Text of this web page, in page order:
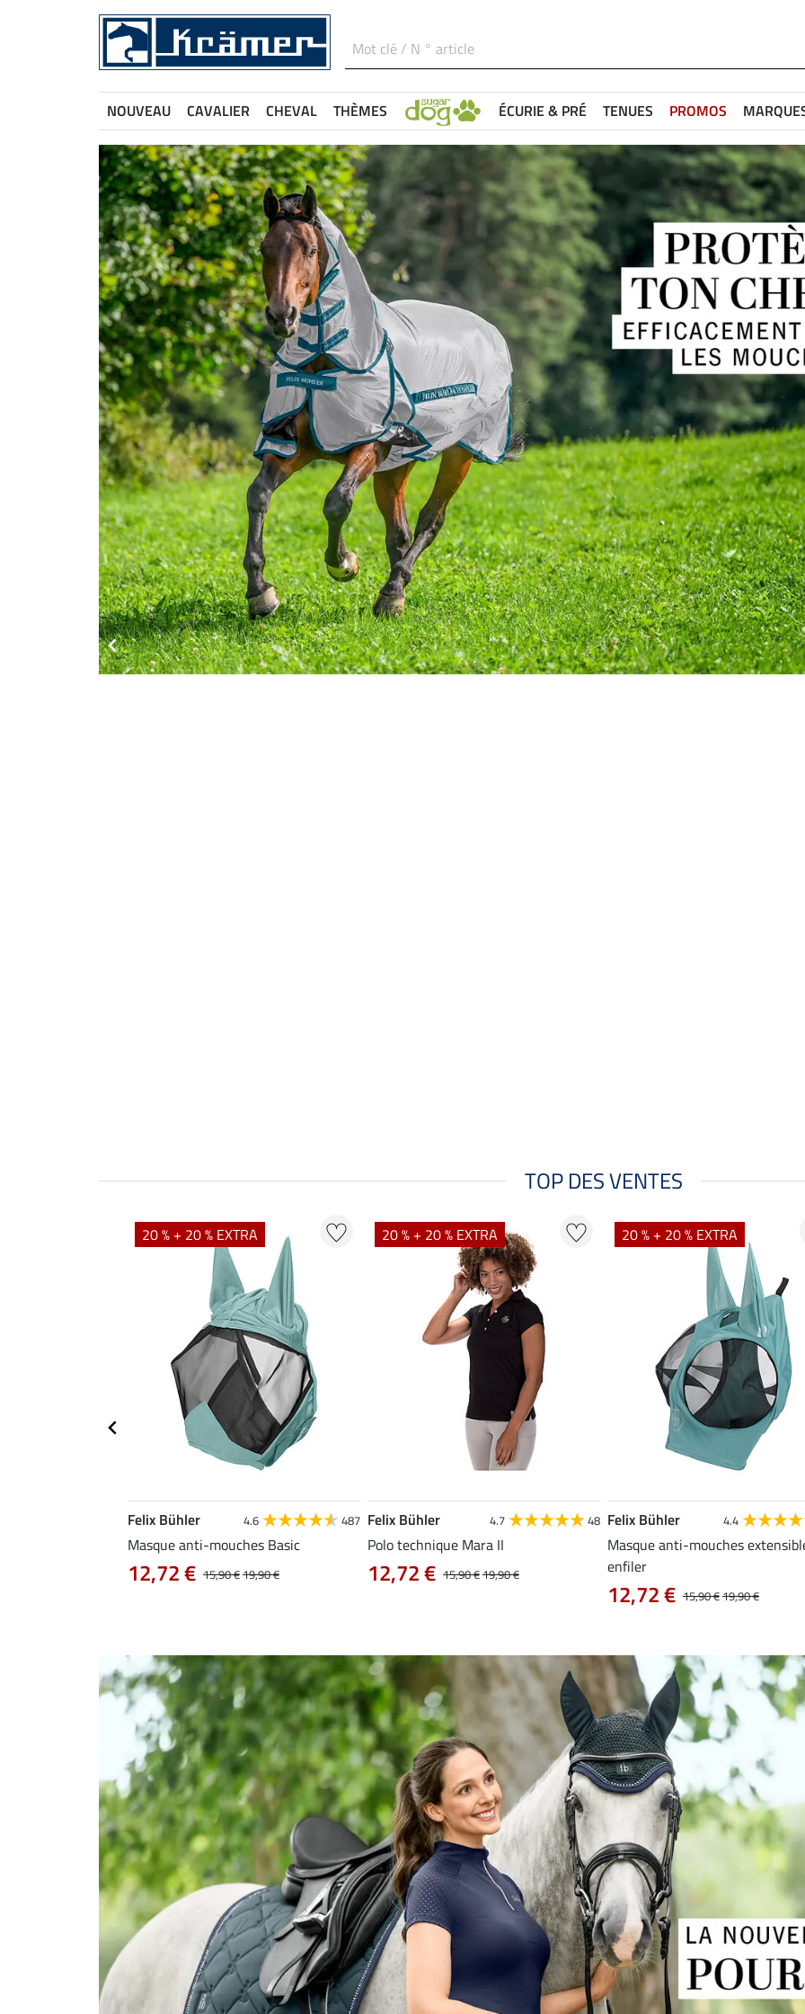
NOUVEAU CAVALIER CHEVAL THÈMES ÉCURIE & PRÉ TENUES PROMOS
TOP DES VENTES
20 % + 20 % EXTRA
Felix Bühler 4.6 487
Masque anti-mouches Basic
15,90 €19,90 €
12,72 €
20 % + 20 % EXTRA
Felix Bühler 4.7 48
Polo technique Mara II
15,90 €19,90 €
12,72 €
20 % + 20 % EXTRA
Felix Bühler 4.4
Masque anti-mouches
enfiler
15,90 €19,90 €
12,72 €